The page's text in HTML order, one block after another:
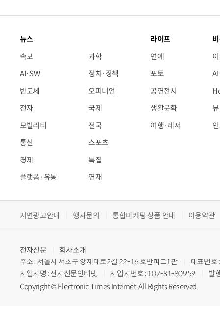
뉴스
속보
AI·SW
반도체
전자
모빌리티
통신
경제
플랫폼·유통
과학
정치·정책
오피니언
국제
전국
스포츠
특집
연재
라이프
연예
포토
공연전시
생활문화
여행·레저
지면광고안내 행사문의 통합마케팅 상품 안내 이용약관
전자신문
회사소개
주소 : 서울시 서초구 양재대로2길 22-16 호반파크1관
대표번
사업자명 : 전자신문인터넷
사업자번호 : 107-81-80959
발
Copyright © Electronic Times Internet. All Rights Reserved.